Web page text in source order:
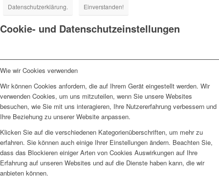
Datenschutzerklärung. Einverstanden!
Cookie- und Datenschutzeinstellungen
Wie wir Cookies verwenden
Wir können Cookies anfordern, die auf Ihrem Gerät eingestellt werden. Wir
verwenden Cookies, um uns mitzuteilen, wenn Sie unsere Websites
besuchen, wie Sie mit uns interagieren, Ihre Nutzererfahrung verbessern und
Ihre Beziehung zu unserer Website anpassen.
Klicken Sie auf die verschiedenen Kategorienüberschriften, um mehr zu
erfahren. Sie können auch einige Ihrer Einstellungen ändern. Beachten Sie,
dass das Blockieren einiger Arten von Cookies Auswirkungen auf Ihre
Erfahrung auf unseren Websites und auf die Dienste haben kann, die wir
anbieten können.